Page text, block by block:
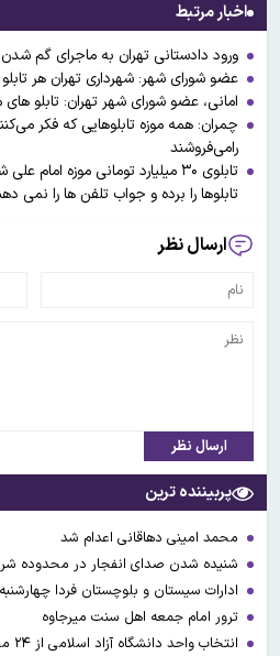
اخبار مرتبط
ورود دادستانی تهران به ماجرای گم شدن
عضو شورای شهر: شهرداری تهران هر تابلو را ۷۰۰ دلار فروخته
امانی، عضو شورای شهر تهران: تابلو
چمران: همه موزه تابلوهایی که فکر
رامی‌فروشند
تابلوی ۳۰ میلیارد تومانی موزه
تابلوها را برده و جواب تلفن ها را نمی
ارسال نظر
ارسال نظر
پربیننده ترین
محمد امینی دهاقانی اعدام شد
شنیده شدن صدای انفجار در محدوده
ادارات سیستان و بلوچستان فردا
ترور امام جمعه اهل سنت میرجاوه
انتخاب واحد دانشگاه آزاد اسلامی از ۲۴ مرداد آغاز می شود